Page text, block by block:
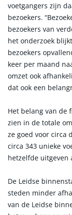
voetgangers zijn
bezoekers.
bezoekers van
het onderzoek
bezoekers
keer per maand
omzet ook
dat ook een
Het belang van de
zien in de totale
ze goed voor circa
circa 343 unieke
hetzelfde uitgeven
De Leidse
steden minder
van de Leidse